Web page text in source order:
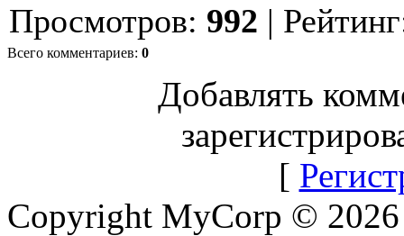
Просмотров: 992 | Рейтинг
Всего комментариев: 0
Добавлять
[
Copyright MyCorp © 2026